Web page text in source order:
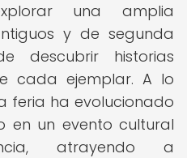
una amplia
y de segunda
descubrir historias
cada ejemplar. A lo
feria ha evolucionado
en un evento cultural
atrayendo a